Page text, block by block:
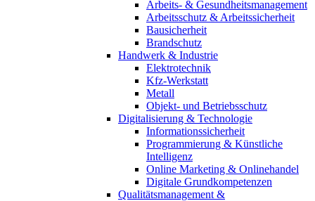
Arbeits- & Gesundheitsmanagement
Arbeitsschutz & Arbeitssicherheit
Bausicherheit
Brandschutz
Handwerk & Industrie
Elektrotechnik
Kfz-Werkstatt
Metall
Objekt- und Betriebsschutz
Digitalisierung & Technologie
Informationssicherheit
Programmierung & Künstliche
Intelligenz
Online Marketing & Onlinehandel
Digitale Grundkompetenzen
Qualitätsmanagement &